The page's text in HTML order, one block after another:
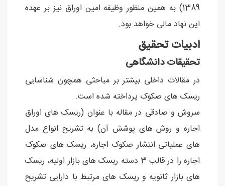
1389) به همین منظور وظیفه امین اوراق نیز بر عهده
این نهاد مالی خواهد بود.
ادبیات تحقیق
تحقیقات دانشگاهی
در مقالات داخلی بیشتر بر مباحثی همچون شناسایی
ریسک های صکوک پرداخته شده است.
سروش و صادقی در مقاله با عنوان (ریسک های اوراق
اجاره و روش های پوشش آن) به تشریح انواع مدل
های عملیاتی انتشار صکوک اجاره، ریسک های صکوک
اجاره را در قالب 3 دسته ریسک های بازار اولیه، ریسک
های بازار ثانویه و ریسک های مرتبط با دارایی تشریح